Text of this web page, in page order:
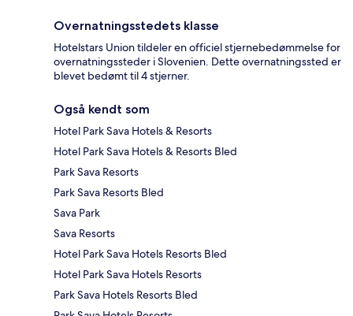
Overnatningsstedets klasse
Hotelstars Union tildeler en officiel stjernebedømmelse for
overnatningssteder i Slovenien. Dette overnatningssted er
blevet bedømt til 4 stjerner.
Også kendt som
Hotel Park Sava Hotels & Resorts
Hotel Park Sava Hotels & Resorts Bled
Park Sava Resorts
Park Sava Resorts Bled
Sava Park
Sava Resorts
Hotel Park Sava Hotels Resorts Bled
Hotel Park Sava Hotels Resorts
Park Sava Hotels Resorts Bled